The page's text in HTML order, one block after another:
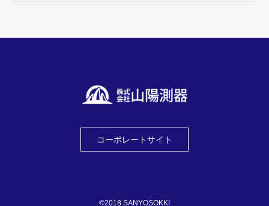
コーポレートサイト
©2018 SANYOSOKKI